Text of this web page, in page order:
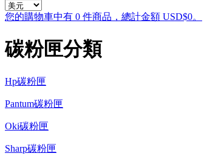
您的購物車中有 0 件商品，總計金額 USD$0。
碳粉匣分類
Hp碳粉匣
Pantum碳粉匣
Oki碳粉匣
Sharp碳粉匣